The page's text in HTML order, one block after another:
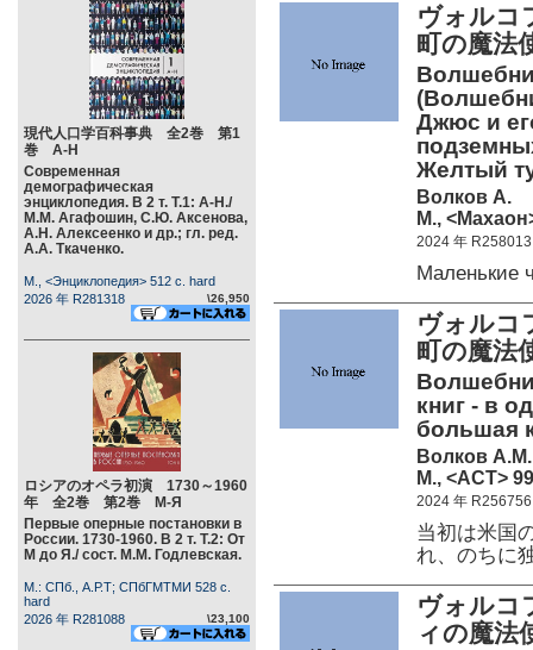
現代人口学百科事典 全2巻 第1
巻 А-Н
Современная
демографическая
энциклопедия. В 2 т. Т.1: А-Н./
М.М. Агафошин, С.Ю. Аксенова,
А.Н. Алексеенко и др.; гл. ред.
А.А. Ткаченко.
М., <Энциклопедия> 512 c. hard
2026 年 R281318
\26,950
ロシアのオペラ初演 1730～1960
年 全2巻 第2巻 М-Я
Первые оперные постановки в
России. 1730-1960. В 2 т. Т.2: От
М до Я./ сост. М.М. Годлевская.
М.: СПб., А.Р.Т; СПбГМТМИ 528 c.
hard
2026 年 R281088
\23,100
ヴォルコ
町の魔
Джюс и
Желтый
Волков А.
М.,
2024 年 R258013
Маленькие
ヴォルコ
町の魔法
книг - в
большая
Волков А.М.
М., <АСТ>
2024 年 R256756
当初は米国
れ、のちに
ヴォルコ
ィの魔